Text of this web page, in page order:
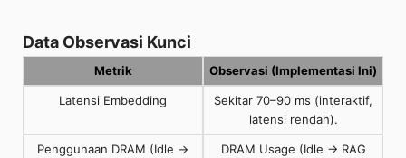
Data Observasi Kunci
Metrik Observasi (Implementasi Ini)
Latensi Embedding
Sekitar 70–90 ms (interaktif,
latensi rendah).
Penggunaan DRAM (Idle →
DRAM Usage (Idle → RAG